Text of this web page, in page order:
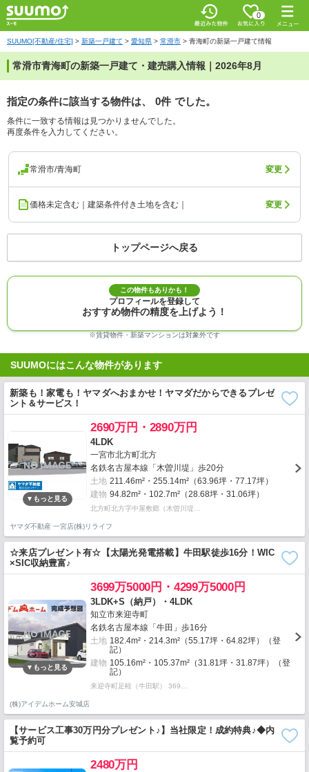
0
SUUMO[不動産/住宅] > 新築一戸建て > 愛知県 > 常滑市 > 青海町の新築一戸建て情報
常滑市青海町の新築一戸建て・建売購入情報｜2026年8月
指定の条件に該当する物件は、 0件 でした。
条件に一致する情報は見つかりませんでした。
再度条件を入力してください。
常滑市/青海町 変更
価格未定含む｜建築条件付き土地を含む｜ 変更
トップページへ戻る
この物件もありかも！
プロフィールを登録して
おすすめ物件の精度を上げよう！
※賃貸物件・新築マンションは対象外です
SUUMOにはこんな物件があります
新築も！家電も！ヤマダへおまかせ！ヤマダだからできるプレゼ
ント＆サービス！
2690万円・2890万円
4LDK
一宮市北方町北方
名鉄名古屋本線「木曽川堤」歩20分
土地 211.46m²・255.14m²（63.96坪・77.17坪）
建物 94.82m²・102.7m²（28.68坪・31.06坪）
北方町北方字中屋敷郷（木曽川堤…
ヤマダ不動産 一宮店(株)リライフ
☆来店プレゼント有☆【太陽光発電搭載】牛田駅徒歩16分！WIC
×SIC収納豊富♪
3699万5000円・4299万5000円
3LDK+S（納戸）・4LDK
知立市来迎寺町
名鉄名古屋本線「牛田」歩16分
土地 182.4m²・214.3m²（55.17坪・64.82坪）（登
記）
建物 105.16m²・105.37m²（31.81坪・31.87坪）（登
記）
来迎寺町足軽（牛田駅） 369…
(株)アイデムホーム安城店
【サービス工事30万円分プレゼント♪】当社限定！成約特典♪◆内
覧予約可
2480万円